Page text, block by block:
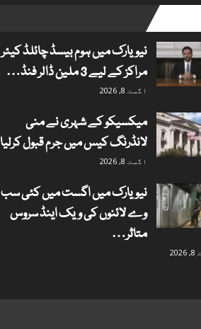
نیویارک میں ہوم بیسڈ چائلڈ کیئر
مراکز کے لیے 3 ملین ڈالر فنڈ…
اگست 8, 2026
میکسیکو کے شہری نے منی
لانڈرنگ کیس میں جرم قبول کرلیا
اگست 8, 2026
نیویارک میں اگست میں کئی سب
وے لائنوں کی ویک اینڈ سروس
متاثر…